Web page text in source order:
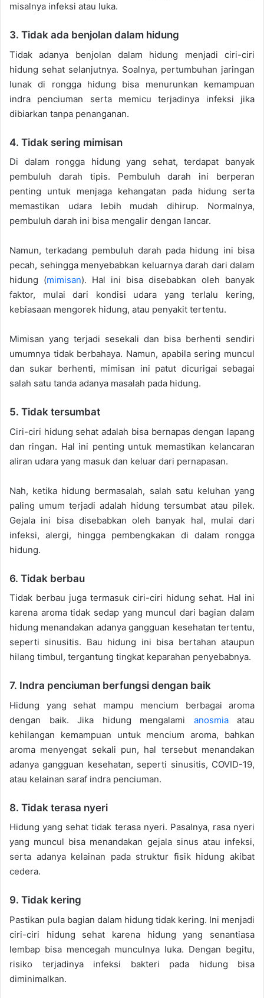
misalnya infeksi atau luka.
3. Tidak ada benjolan dalam hidung
Tidak adanya benjolan dalam hidung menjadi ciri-ciri
hidung sehat selanjutnya. Soalnya, pertumbuhan jaringan
lunak di rongga hidung bisa menurunkan kemampuan
indra penciuman serta memicu terjadinya infeksi jika
dibiarkan tanpa penanganan.
4. Tidak sering mimisan
Di dalam rongga hidung yang sehat, terdapat banyak
pembuluh darah tipis. Pembuluh darah ini berperan
penting untuk menjaga kehangatan pada hidung serta
memastikan udara lebih mudah dihirup. Normalnya,
pembuluh darah ini bisa mengalir dengan lancar.
Namun, terkadang pembuluh darah pada hidung ini bisa
pecah, sehingga menyebabkan keluarnya darah dari dalam
hidung (mimisan). Hal ini bisa disebabkan oleh banyak
faktor, mulai dari kondisi udara yang terlalu kering,
kebiasaan mengorek hidung, atau penyakit tertentu.
Mimisan yang terjadi sesekali dan bisa berhenti sendiri
umumnya tidak berbahaya. Namun, apabila sering muncul
dan sukar berhenti, mimisan ini patut dicurigai sebagai
salah satu tanda adanya masalah pada hidung.
5. Tidak tersumbat
Ciri-ciri hidung sehat adalah bisa bernapas dengan lapang
dan ringan. Hal ini penting untuk memastikan kelancaran
aliran udara yang masuk dan keluar dari pernapasan.
Nah, ketika hidung bermasalah, salah satu keluhan yang
paling umum terjadi adalah hidung tersumbat atau pilek.
Gejala ini bisa disebabkan oleh banyak hal, mulai dari
infeksi, alergi, hingga pembengkakan di dalam rongga
hidung.
6. Tidak berbau
Tidak berbau juga termasuk ciri-ciri hidung sehat. Hal ini
karena aroma tidak sedap yang muncul dari bagian dalam
hidung menandakan adanya gangguan kesehatan tertentu,
seperti sinusitis. Bau hidung ini bisa bertahan ataupun
hilang timbul, tergantung tingkat keparahan penyebabnya.
7. Indra penciuman berfungsi dengan baik
Hidung yang sehat mampu mencium berbagai aroma
dengan baik. Jika hidung mengalami anosmiaatau
kehilangan kemampuan untuk mencium aroma, bahkan
aroma menyengat sekali pun, hal tersebut menandakan
adanya gangguan kesehatan, seperti sinusitis, COVID-19,
atau kelainan saraf indra penciuman.
8. Tidak terasa nyeri
Hidung yang sehat tidak terasa nyeri. Pasalnya, rasa nyeri
yang muncul bisa menandakan gejala sinus atau infeksi,
serta adanya kelainan pada struktur fisik hidung akibat
cedera.
9. Tidak kering
Pastikan pula bagian dalam hidung tidak kering. Ini menjadi
ciri-ciri hidung sehat karena hidung yang senantiasa
lembap bisa mencegah munculnya luka. Dengan begitu,
risiko terjadinya infeksi bakteri pada hidung bisa
diminimalkan.